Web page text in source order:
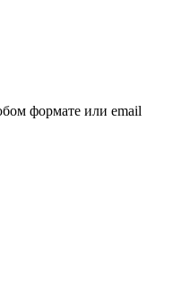
формате или email